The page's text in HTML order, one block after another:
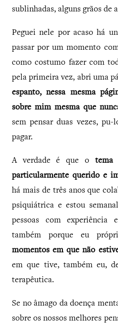
sublinhadas, alguns grãos de
Peguei nele por acaso há
passar por um momento
como costumo fazer com
pela primeira vez, abri uma
espanto, nessa mesma
sobre mim mesma que
sem pensar duas vezes,
pagar.
A verdade é que o tema
particularmente querido e
há mais de três anos que
psiquiátrica e estou
pessoas com experiência
também porque eu
momentos em que não
em que tive, também eu,
terapêutica.
Se no âmago da doença
sobre os nossos melhores